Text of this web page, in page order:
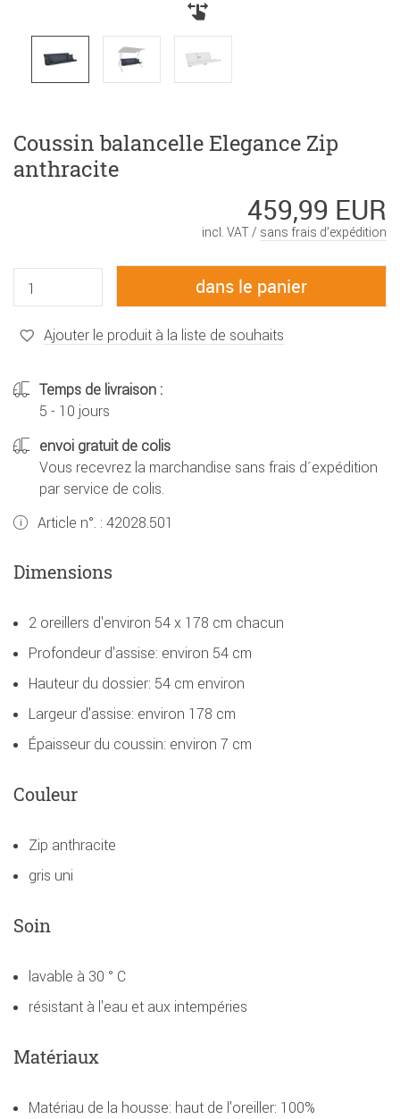
Coussin balancelle Elegance Zip
anthracite
459,99 EUR
incl. VAT / sans frais d’expédition
Ajouter le produit à la liste de souhaits
Temps de livraison :
5 - 10 jours
envoi gratuit de colis
Vous recevrez la marchandise sans frais d´expédition
par service de colis.
Article n°. : 42028.501
Dimensions
2 oreillers d'environ 54 x 178 cm chacun
Profondeur d'assise: environ 54 cm
Hauteur du dossier: 54 cm environ
Largeur d'assise: environ 178 cm
Épaisseur du coussin: environ 7 cm
Couleur
Zip anthracite
gris uni
Soin
lavable à 30 ° C
résistant à l'eau et aux intempéries
Matériaux
Matériau de la housse: haut de l'oreiller: 100%